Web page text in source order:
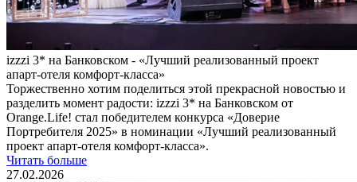
izzzi 3* на Банковском - «Лучший реализованный проект
апарт-отеля комфорт-класса»
Торжественно хотим поделиться этой прекрасной новостью и
разделить момент радости: izzzi 3* на Банковском от
Orange.Life! стал победителем конкурса «Доверие
Портребителя 2025» в номинации «Лучший реализованный
проект апарт-отеля комфорт-класса».
Читать больше
27.02.2026